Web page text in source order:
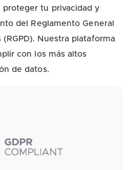
proteger tu privacidad y
del Reglamento General
Nuestra plataforma
con los más altos
de datos.